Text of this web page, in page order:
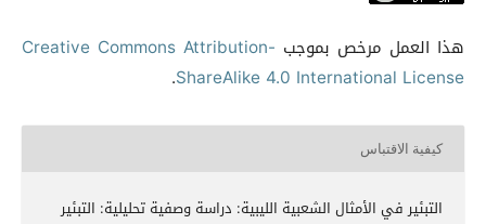
هذا العمل مرخص بموجب Creative Commons Attribution-
ShareAlike 4.0 International License
.
كيفية الاقتباس
التبئير في الأمثال الشعبية الليبية: دراسة وصفية تحليلية: التبئير